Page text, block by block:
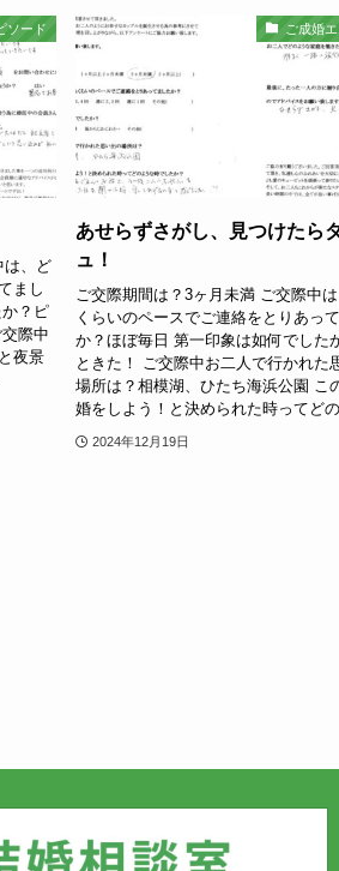
ソード
、ど
まし
？ピ
際中
夜景
ご成婚
あせらずさがし、見つけたら
ュ！
ご交際期間は？3ヶ月未満 ご交際中
くらいのペースでご連絡をとりあっ
か？ほぼ毎日 第一印象は如何でした
ときた！ ご交際中お二人で行かれた
場所は？相模湖、ひたち海浜公園 こ
婚をしよう！と決められた時ってどの
2024年12月19日